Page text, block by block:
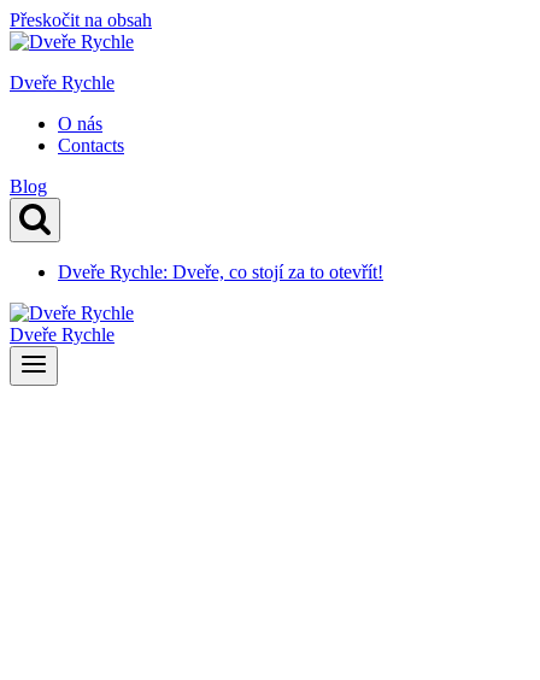
Přeskočit na obsah
Dveře Rychle
O nás
Contacts
Blog
Dveře Rychle: Dveře, co stojí za to otevřít!
Dveře Rychle